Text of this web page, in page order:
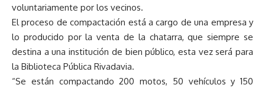
voluntariamente por los vecinos.
El proceso de compactación está a cargo de una empresa y
lo producido por la venta de la chatarra, que siempre se
destina a una institución de bien público, esta vez será para
la Biblioteca Pública Rivadavia.
“Se están compactando 200 motos, 50 vehículos y 150